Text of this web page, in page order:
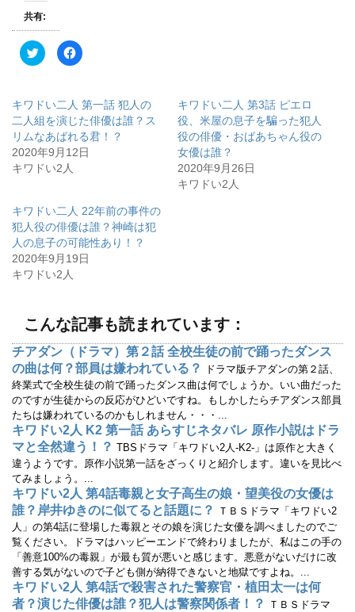
共有:
ク
リ
て
T
w
i
t
t
e
r
で
新
し
い
ウ
ィ
ン
ド
ウ
ま
す
F
a
o
k
で
共
有
す
ッ
ク
し
て
く
だ
い
ウ
ン
ド
ウ
で
開
き
ま
す
)
キワドい二人 第一話 犯人の
二人組を演じた俳優は誰？ス
リムなあばれる君！？
2020年9月12日
キワドい2人
キワドい二人 第3話 ピエロ
役、米屋の息子を騙った犯人
役の俳優・おばあちゃん役の
女優は誰？
2020年9月26日
キワドい2人
キワドい二人 22年前の事件の
犯人役の俳優は誰？神崎は犯
人の息子の可能性あり！？
2020年9月19日
キワドい2人
こんな記事も読まれています：
チアダン（ドラマ）第２話 全校生徒の前で踊ったダンス
の曲は何？部員は嫌われている？
ドラマ版チアダンの第２話、
終業式で全校生徒の前で踊ったダンス曲は何でしょうか。いい曲だった
のですが生徒からの反応がひどいですね。もしかしたらチアダンス部員
たちは嫌われているのかもしれません・・・...
キワドい2人 K2 第一話 あらすじネタバレ 原作小説はドラ
マと全然違う！？ TBSドラマ「キワドい2人-K2-」は原作と大きく
違うようです。原作小説第一話をざっくりと紹介します。違いを見比べ
てみましょう。...
キワドい2人 第4話毒親と女子高生の娘・望美役の女優は
誰？岸井ゆきのに似てると話題に？
ＴＢＳドラマ「キワドい2
人」の第4話に登場した毒親とその娘を演じた女優を調べましたのでご
覧ください。ドラマはハッピーエンドで終わりましたが、私はこの手の
「善意100%の毒親」が最も質が悪いと感じます。悪意がないだけに改
善する気がないので子ども側が納得できないと地獄ですよね。...
キワドい2人 第4話で殺害された警察官・植田太一は何
者？演じた俳優は誰？犯人は警察関係者！？
ＴＢＳドラマ